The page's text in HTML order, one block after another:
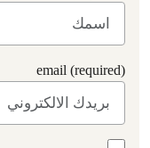
email (required)